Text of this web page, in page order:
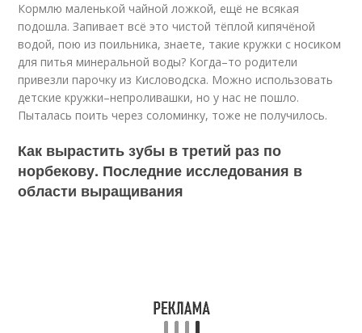
Кормлю маленькой чайной ложкой, ещё не всякая
подошла. Запивает всё это чистой тёплой кипячёной
водой, пою из поильника, знаете, такие кружки с носиком
для питья минеральной воды? Когда–то родители
привезли парочку из Кисловодска. Можно использовать
детские кружки–непроливашки, но у нас не пошло.
Пыталась поить через соломинку, тоже не получилось.
Как вырастить зубы в третий раз по
норбекову. Последние исследования в
области выращивания